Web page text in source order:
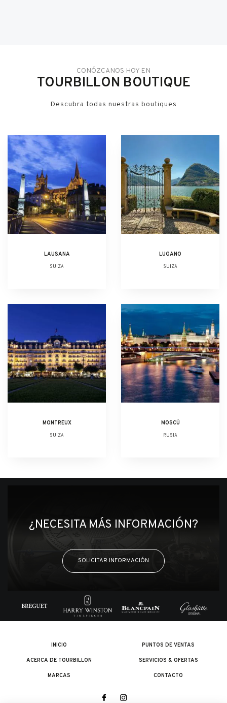
CONÓZCANOS HOY EN
TOURBILLON BOUTIQUE
Descubra todas nuestras boutiques
LAUSANA
SUIZA
LUGANO
SUIZA
MONTREUX
SUIZA
MOSCÚ
RUSIA
¿NECESITA MÁS INFORMACIÓN?
SOLICITAR INFORMACIÓN
INICIO
ACERCA DE TOURBILLON
MARCAS
PUNTOS DE VENTAS
SERVICIOS & OFERTAS
CONTACTO